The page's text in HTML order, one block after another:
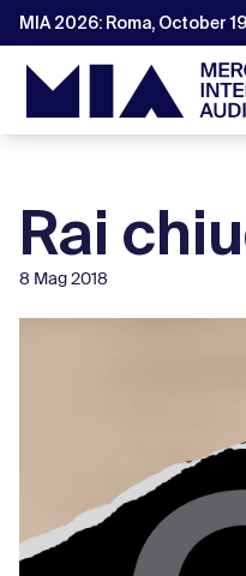
MIA 2026: Roma, October
Rai
8 Mag 2018